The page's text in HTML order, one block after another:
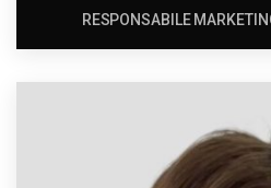
RESPONSABILE